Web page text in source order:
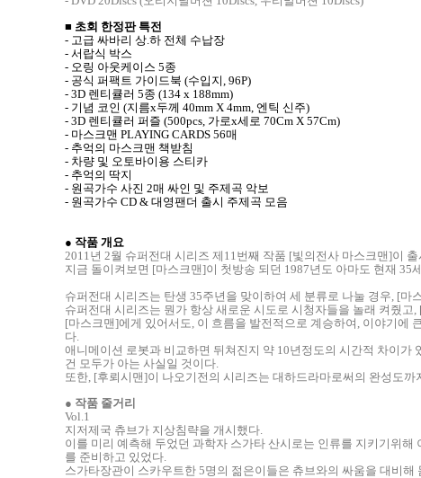
■ 초회 한정판 특전
- 고급 싸바리 상.하 전체 수납장
- 서랍식 박스
- 오링 아웃케이스 5종
- 공식 퍼팩트 가이드북 (수입지, 96P)
- 3D 렌티큘러 5종 (134 x 188mm)
- 기념 코인 (지름x두께 40mm X 4mm, 엔틱 신주)
- 3D 렌티큘러 퍼즐 (500pcs, 가로x세로 70Cm X 57Cm)
- 마스크맨 PLAYING CARDS 56매
- 추억의 마스크맨 책받침
- 차량 및 오토바이용 스티카
- 추억의 딱지
- 원곡가수 사진 2매 싸인 및 주제곡 악보
- 원곡가수 CD & 대영팬더 출시 주제곡 모음
● 작품 개요
2011년 2월 슈퍼전대 시리즈 제11번째 작품 [빛의전사 마스크맨]이
지금 돌이켜보면 [마스크맨]이 첫방송 되던 1987년도 아마도 현재
슈퍼전대 시리즈는 탄생 35주년을 맞이하여 세 분류로 나눌 경우, [
슈퍼전대 시리즈는 뭔가 항상 새로운 시도로 시청자들을 놀래 켜줬
[마스크맨]에게 있어서도, 이 흐름을 발전적으로 계승하여, 이야기에
다.
애니메이션 로봇과 비교하면 뒤쳐진지 약 10년정도의 시간적 차이
건 모두가 아는 사실일 것이다.
또한, [후뢰시맨]이 나오기전의 시리즈는 대하드라마로써의 완성도까
● 작품 줄거리
Vol.1
지저제국 츄브가 지상침략을 개시했다.
이를 미리 예측해 두었던 과학자 스가타 산시로는 인류를 지키기위
를 준비하고 있었다.
스가타장관이 스카우트한 5명의 젊은이들은 츄브와의 싸움을 대비